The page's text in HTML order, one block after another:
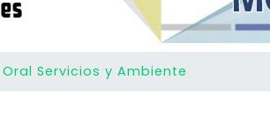
Servicios y Ambiente